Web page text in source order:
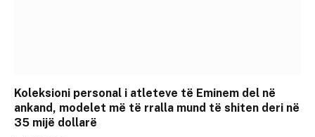
Koleksioni personal i atleteve të Eminem del në
ankand, modelet më të rralla mund të shiten deri në
35 mijë dollarë